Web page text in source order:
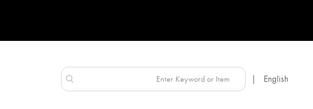
الإمارات العربية المتحدة